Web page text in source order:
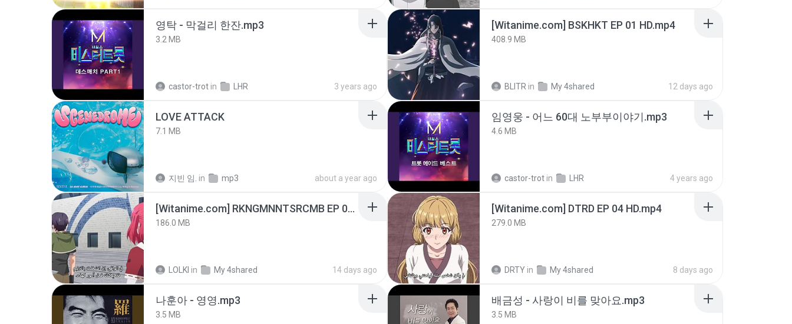
영탁 - 막걸리 한잔.mp3
3.2 MB
castor-trot in LHR 3 years ago
[Witanime.com] BSKHKT EP 01 HD.mp4
408.9 MB
BLITR in My 4shared 12 days ago
LOVE ATTACK
7.1 MB
지빈 임. in mp3 about a year ago
임영웅 - 어느 60대 노부부이야기.mp3
4.6 MB
castor-trot in LHR 4 years ago
[Witanime.com] RKNGMNNTSRCMB EP 05 HD.mp4
186.0 MB
LOLKI in My 4shared 14 days ago
[Witanime.com] DTRD EP 04 HD.mp4
279.0 MB
DRTY in My 4shared 8 days ago
나훈아 - 영영.mp3
3.5 MB
배금성 - 사랑이 비를 맞아요.mp3
3.5 MB